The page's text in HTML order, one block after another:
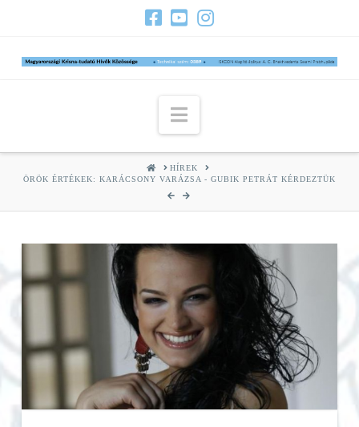
Navigation
HOMEHÍREK
ÖRÖK ÉRTÉKEK: KARÁCSONY VARÁZSA - GUBIK PETRÁT KÉRDEZTÜK